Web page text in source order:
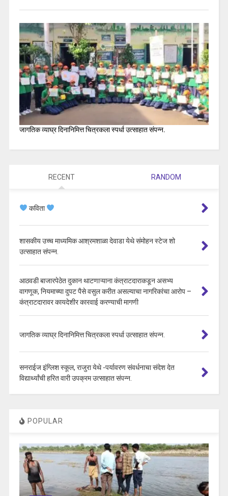
जागतिक व्याघ्र दिनानिमित्त चित्रकला स्पर्धा उत्साहात संपन्न.
RECENT RANDOM
कविता
शासकीय उच्च माध्यमिक आश्रमशाळा देवाडा येथे संमोहन स्टेज शो
उत्साहात संपन्न.
आठवडी बाजारपेठेत दुकान थाटणाऱ्याना कंत्राटदाराकडून असभ्य
वागणूक, नियमाच्या दुपट पैसे वसुल करीत असल्याचा नागरिकांचा आरोप –
कंत्राटदारावर कायदेशीर कारवाई करण्याची मागणी
जागतिक व्याघ्र दिनानिमित्त चित्रकला स्पर्धा उत्साहात संपन्न.
सनराईज इंग्लिश स्कूल, राजुरा येथे -पर्यावरण संवर्धनाचा संदेश देत
विद्यार्थ्यांची हरित वारी उपक्रम उत्साहात संपन्न.
POPULAR